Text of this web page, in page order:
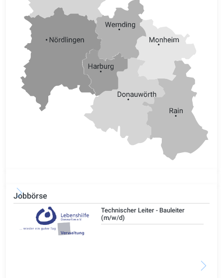
Jobbörse
Technischer Leiter - Bauleiter
(m/w/d)